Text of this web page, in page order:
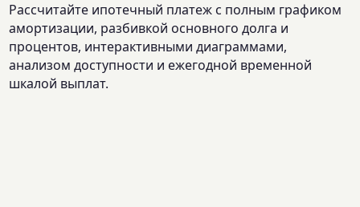
Рассчитайте ипотечный платеж с полным графиком
амортизации, разбивкой основного долга и
процентов, интерактивными диаграммами,
анализом доступности и ежегодной временной
шкалой выплат.